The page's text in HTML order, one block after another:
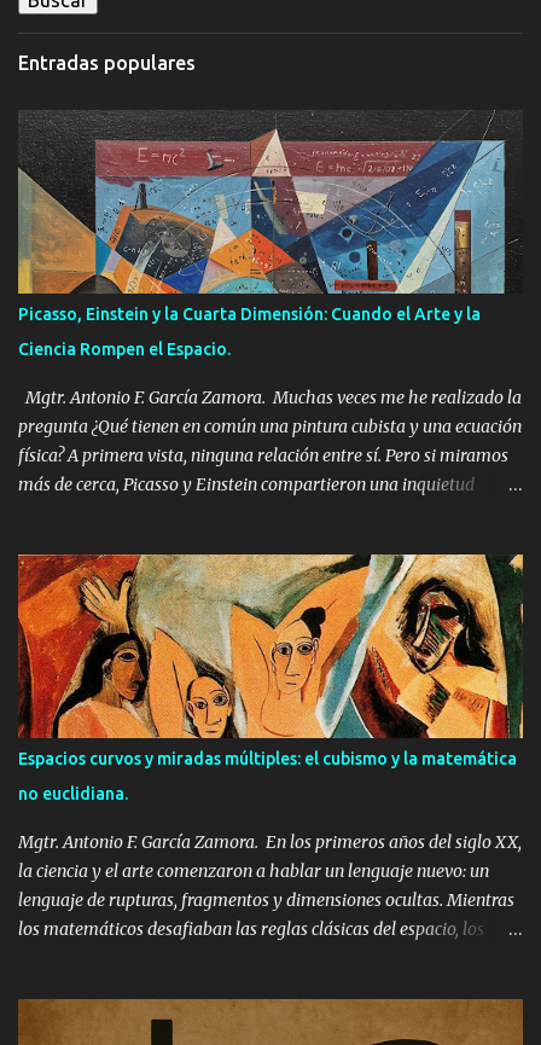
t
a
i
o
s
Entradas populares
Picasso, Einstein y la Cuarta Dimensión: Cuando el Arte y la
Ciencia Rompen el Espacio.
Mgtr. Antonio F. García Zamora. Muchas veces me he realizado la
pregunta ¿Qué tienen en común una pintura cubista y una ecuación
física? A primera vista, ninguna relación entre sí. Pero si miramos
más de cerca, Picasso y Einstein compartieron una inquietud
directa o intuitiva) en el universo fascinante de la cuarta
dimensión y la geometría no euclidiana. La ruptura del espacio:
más allá de Euclides. Durante siglos, todo en nuestro mundo: las
casas, los paisajes, los cuerpos se representaron sobre un mismo
marco: el de la geometría euclidiana. Esa geometría que
aprendemos en la escuela, con líneas paralelas, ángulos rectos y
triángulos con 180 grados. Pero a mediados del siglo XIX, los
matemáticos Lobachevski, Bolyai y Riemann comenzaron a
imaginar espacios que no seguían estas reglas. Espacios curvos.
Espacios donde el paralelismo falla. Espac...
Espacios curvos y miradas múltiples: el cubismo y la matemática
no euclidiana.
Mgtr. Antonio F. García Zamora. En los primeros años del siglo XX,
la ciencia y el arte comenzaron a hablar un lenguaje nuevo: un
lenguaje de rupturas, fragmentos y dimensiones ocultas. Mientras
los matemáticos desafiaban las reglas clásicas del espacio, los
una exploración visual que resonaba con las ideas de la geometría